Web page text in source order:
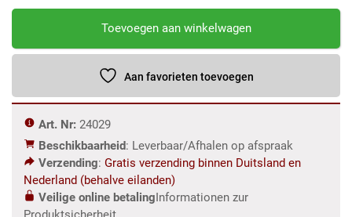
Vitrine
Teakhout
m
aantal
Toevoegen aan winkelwagen
Aan favorieten toevoegen
Art. Nr: 24029
Beschikbaarheid: Leverbaar/Afhalen op afspraak
Verzending: Gratis verzending binnen Duitsland en
Nederland (behalve eilanden)
Veilige online betalingInformationen zur